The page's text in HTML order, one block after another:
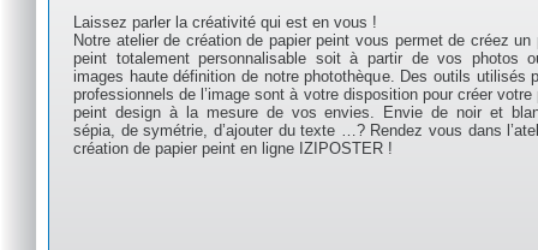
Laissez parler la créativité qui est en vous !
Notre atelier de création de papier peint vous permet de créez un
peint totalement personnalisable soit à partir de vos photos
images haute définition de notre photothèque. Des outils utilisés
professionnels de l’image sont à votre disposition pour créer votre
peint design à la mesure de vos envies. Envie de noir et
sépia, de symétrie, d’ajouter du texte …? Rendez vous dans
création de papier peint en ligne IZIPOSTER !